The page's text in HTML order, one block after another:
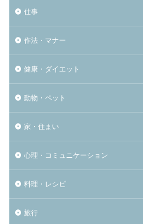
仕事
作法・マナー
健康・ダイエット
動物・ペット
家・住まい
心理・コミュニケーション
料理・レシピ
旅行